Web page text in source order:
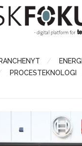
PROCESTEKNOLOGI